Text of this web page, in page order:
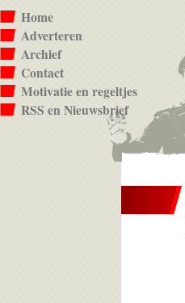
Home
Adverteren
Archief
Contact
Motivatie en regeltjes
RSS en Nieuwsbrief